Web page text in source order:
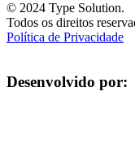
© 2024 Type Solution.
Todos os direitos
Política de Privacidade
Desenvolvido por: